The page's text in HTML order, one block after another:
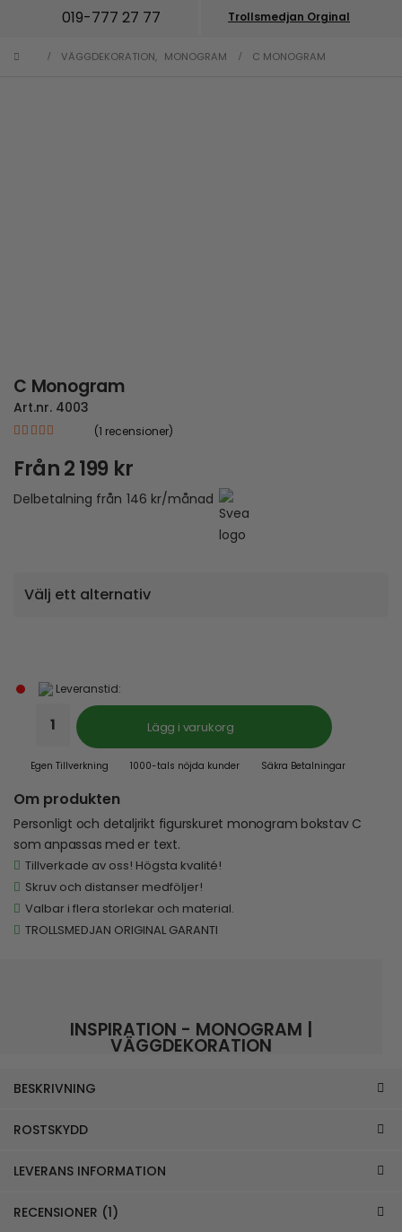
019-777 27 77 Trollsmedjan Orginal
VÄGGDEKORATION, MONOGRAM C MONOGRAM
C Monogram
Art.nr. 4003
(1 recensioner)
Från2 199 kr
Delbetalning från 146 kr/månad
Leveranstid:
Lägg i varukorg
Egen Tillverkning 1000-tals nöjda kunder Säkra Betalningar
Om produkten
Personligt och detaljrikt figurskuret monogram bokstav C
som anpassas med er text.
Tillverkade av oss! Högsta kvalité!
Skruv och distanser medföljer!
Valbar i flera storlekar och material.
TROLLSMEDJAN ORIGINAL GARANTI
INSPIRATION - MONOGRAM |
VÄGGDEKORATION
BESKRIVNING
ROSTSKYDD
LEVERANS INFORMATION
RECENSIONER (1)